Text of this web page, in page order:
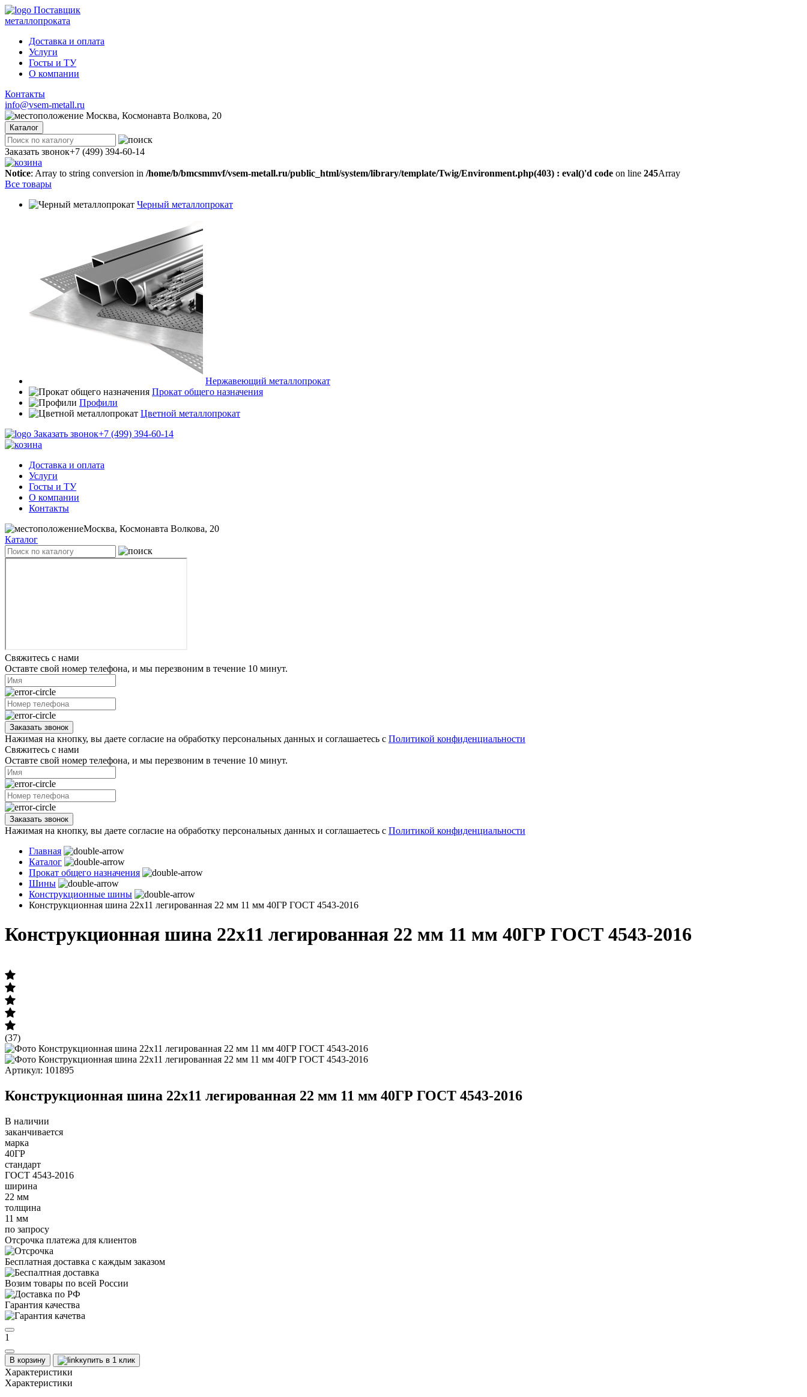
Поставщик
металлопроката
Доставка и оплата
Услуги
Госты и ТУ
О компании
Контакты
info@vsem-metall.ru
Москва, Космонавта Волкова, 20
Каталог
Заказать звонок+7 (499) 394-60-14
Notice: Array to string conversion in /home/b/bmcsmmvf/vsem-metall.ru/public_html/system/library/template/Twig/Environment.php(403) : eval()'d code on line 245Array
Все товары
Черный металлопрокат
Нержавеющий металлопрокат
Прокат общего назначения
Профили
Цветной металлопрокат
Заказать звонок+7 (499) 394-60-14
Доставка и оплата
Услуги
Госты и ТУ
О компании
Контакты
Москва, Космонавта Волкова, 20
Каталог
Свяжитесь с нами
Оставте свой номер телефона, и мы перезвоним в течение 10 минут.
Заказать звонок
Нажимая на кнопку, вы даете согласие на обработку персональных данных и соглашаетесь с Политикой конфиденциальности
Свяжитесь с нами
Оставте свой номер телефона, и мы перезвоним в течение 10 минут.
Заказать звонок
Нажимая на кнопку, вы даете согласие на обработку персональных данных и соглашаетесь с Политикой конфиденциальности
Главная
Каталог
Прокат общего назначения
Шины
Конструкционные шины
Конструкционная шина 22х11 легированная 22 мм 11 мм 40ГР ГОСТ 4543-2016
Конструкционная шина 22х11 легированная 22 мм 11 мм 40ГР ГОСТ 4543-2016
(37)
Артикул: 101895
Конструкционная шина 22х11 легированная 22 мм 11 мм 40ГР ГОСТ 4543-2016
В наличии
заканчивается
марка
40ГР
стандарт
ГОСТ 4543-2016
ширина
22 мм
толщина
11 мм
по запросу
Отсрочка платежа для клиентов
Бесплатная доставка с каждым заказом
Возим товары по всей России
Гарантия качества
1
В корзину купить в 1 клик
Характеристики
Характеристики